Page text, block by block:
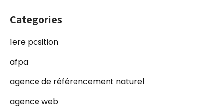
Categories
1ere position
afpa
agence de référencement naturel
agence web